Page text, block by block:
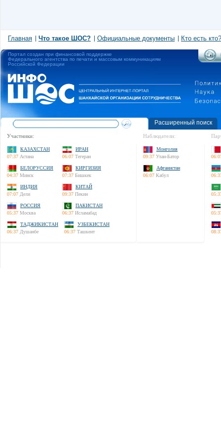
Главная Что такое ШОС? Официальные документы Кто есть кто?
Портал создан при финансовой поддержке
Федерального агентства по печати и массовым коммуникациям
Российской Федерации
Расширенный поиск
Участники:
КАЗАХСТАН
07:37 Астана
ИРАН
06:07 Тегеран
БЕЛОРУССИЯ
04:37 Минск
КИРГИЗИЯ
07:37 Бишкек
ИНДИЯ
07:07 Дели
КИТАЙ
09:37 Пекин
РОССИЯ
05:37 Москва
ПАКИСТАН
06:37 Исламабад
ТАДЖИКИСТАН
06:37 Душанбе
УЗБЕКИСТАН
06:37 Ташкент
Наблюдатели:
Монголия
09:37 Улан-Батор
Афганистан
06:07 Кабул